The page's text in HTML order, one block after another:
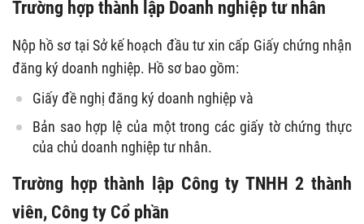
Trường hợp thành lập Doanh nghiệp tư nhân
Nộp hồ sơ tại Sở kế hoạch đầu tư xin cấp Giấy chứng nhận
đăng ký doanh nghiệp. Hồ sơ bao gồm:
Giấy đề nghị đăng ký doanh nghiệp và
Bản sao hợp lệ của một trong các giấy tờ chứng thực
của chủ doanh nghiệp tư nhân.
Trường hợp thành lập Công ty TNHH 2 thành
viên, Công ty Cổ phần